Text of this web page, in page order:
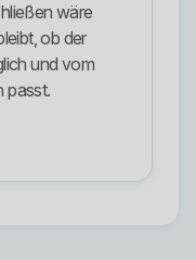
wäre
ob der
und vom
passt.